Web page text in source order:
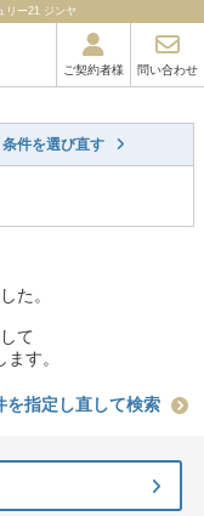
リー21 ジンヤ
ご契約者様 問い合わせ
条件を選び直す
た。
て
す。
を指定し直して検索